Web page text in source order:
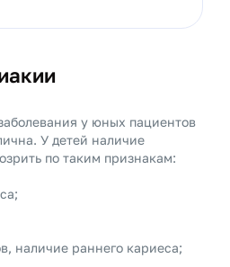
у юных пациентов
У детей наличие
по таким признакам:
наличие раннего кариеса;